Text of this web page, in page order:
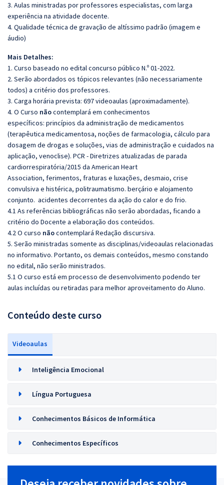
3. Aulas ministradas por professores especialistas, com larga
experiência na atividade docente.
4. Qualidade técnica de gravação de altíssimo padrão (imagem e
áudio)
Mais Detalhes:
1. Curso baseado no edital concurso público N.º 01-2022.
2. Serão abordados os tópicos relevantes (não necessariamente
todos) a critério dos professores.
3. Carga horária prevista: 697 videoaulas (aproximadamente).
4. O Curso nãocontemplará em conhecimentos
específicos: princípios da administração de medicamentos
(terapêutica medicamentosa, noções de farmacologia, cálculo para
dosagem de drogas e soluções, vias de administração e cuidados na
aplicação, venoclise). PCR - Diretrizes atualizadas de parada
cardiorrespiratória/2015 da American Heart
Association, ferimentos, fraturas e luxações, desmaio, crise
convulsiva e histérica, politraumatismo. berçário e alojamento
conjunto. acidentes decorrentes da ação do calor e do frio.
4.1 As referências bibliográficas não serão abordadas, ficando a
critério do Docente a elaboração dos conteúdos.
4.2 O curso nãocontemplará Redação discursiva.
5. Serão ministradas somente as disciplinas/videoaulas relacionadas
no informativo. Portanto, os demais conteúdos, mesmo constando
no edital, não serão ministrados.
5.1 O curso está em processo de desenvolvimento podendo ter
aulas incluídas ou retiradas para melhor aproveitamento do Aluno.
Conteúdo deste curso
Videoaulas
Inteligência Emocional
Língua Portuguesa
Conhecimentos Básicos de Informática
Conhecimentos Específicos